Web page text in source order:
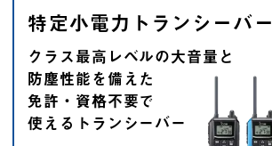
特定小電力トランシーバー
クラス最高レベルの大音量と
防塵性能を備えた
免許・資格不要で
使えるトランシーバー